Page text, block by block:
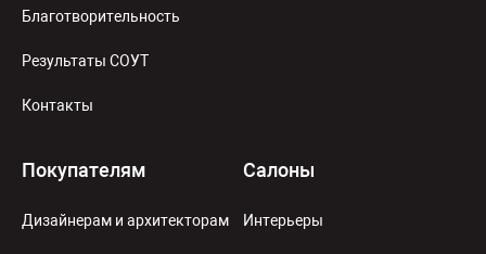
Благотворительность
Результаты СОУТ
Контакты
Покупателям
Дизайнерам и архитекторам
Салоны
Интерьеры